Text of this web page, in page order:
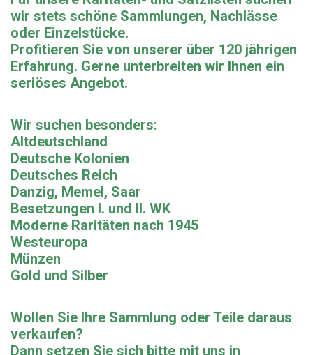
wir stets schöne Sammlungen, Nachlässe
oder Einzelstücke.
Profitieren Sie von unserer über 120 jährigen
Erfahrung. Gerne unterbreiten wir Ihnen ein
seriöses Angebot.
Wir suchen besonders:
Altdeutschland
Deutsche Kolonien
Deutsches Reich
Danzig, Memel, Saar
Besetzungen I. und II. WK
Moderne Raritäten nach 1945
Westeuropa
Münzen
Gold und Silber
Wollen Sie Ihre Sammlung oder Teile daraus
verkaufen?
Dann setzen Sie sich bitte mit uns in